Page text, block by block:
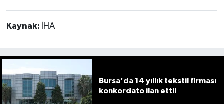
Kaynak: İHA
Bursa'da 14 yıllık tekstil firması
konkordato ilan etti!